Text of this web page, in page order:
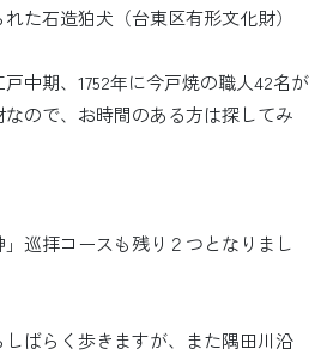
た石造狛犬（台東区有形文化財）
中期、1752年に今戸焼の職人42名が
ので、お時間のある方は探してみ
巡拝コースも残り２つとなりまし
ばらく歩きますが、また隅田川沿